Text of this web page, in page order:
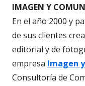
IMAGEN Y
En el año 2000 y
de sus clientes
editorial y de
empresa Imagen
Consultoría de